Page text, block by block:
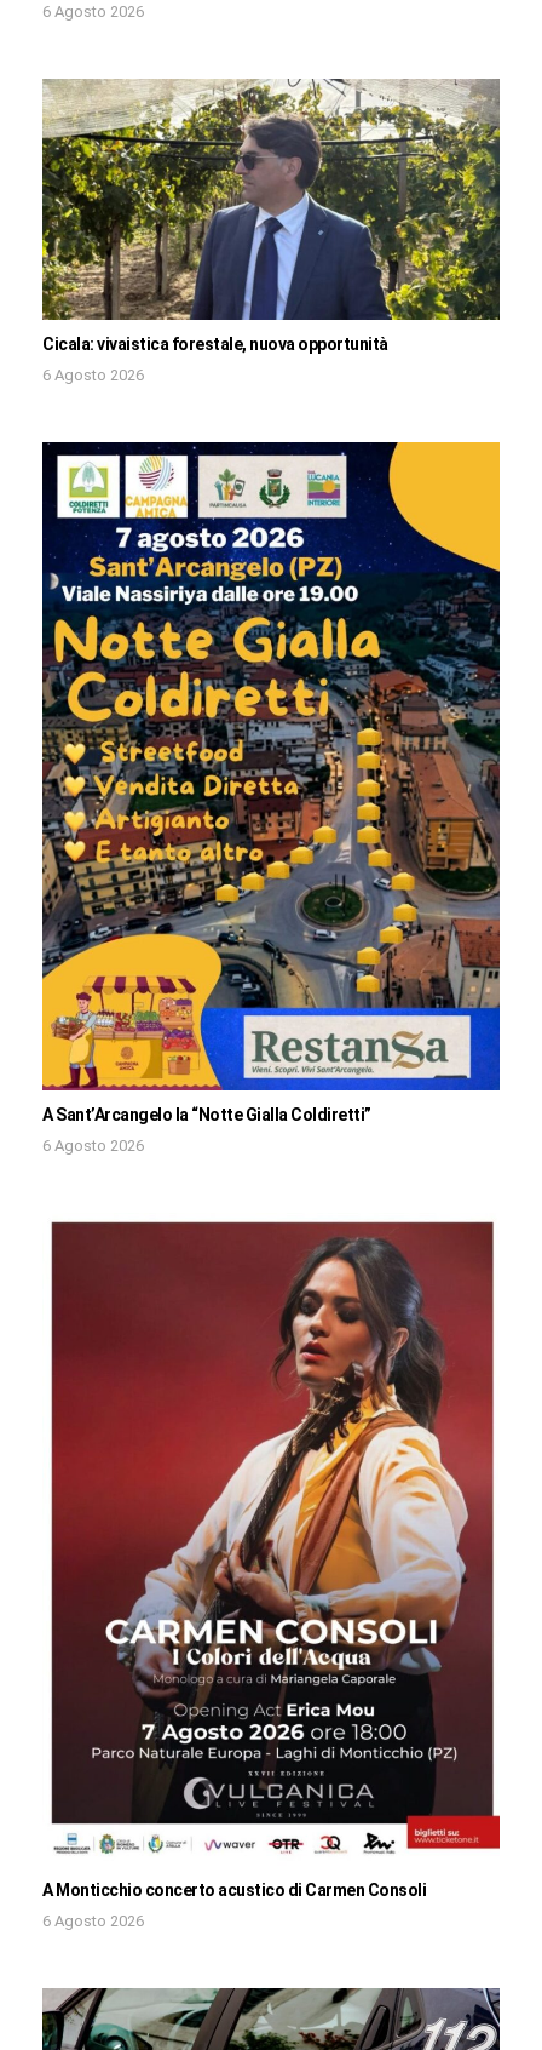
6 Agosto 2026
Cicala: vivaistica forestale, nuova opportunità
6 Agosto 2026
A Sant’Arcangelo la “Notte Gialla Coldiretti”
6 Agosto 2026
A Monticchio concerto acustico di Carmen Consoli
6 Agosto 2026